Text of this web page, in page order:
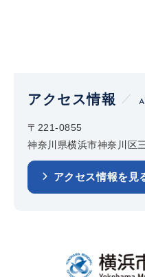
アクセス情報
〒221-0855
神奈川県横浜市神奈川区
アクセス情報を見